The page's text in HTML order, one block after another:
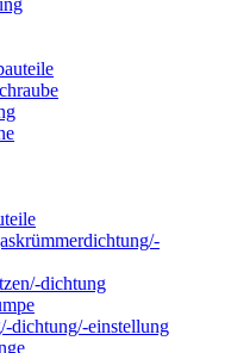
dichtung
dichtung/-einstellung